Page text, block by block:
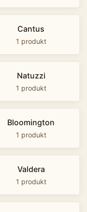
Cantus
1 produkt
Natuzzi
1 produkt
Bloomington
1 produkt
Valdera
1 produkt